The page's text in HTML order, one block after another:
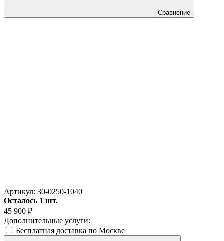
Сравнение
Артикул: 30-0250-1040
Осталось 1 шт.
45 900 ₽
Дополнительные услуги:
Бесплатная доставка по Москве